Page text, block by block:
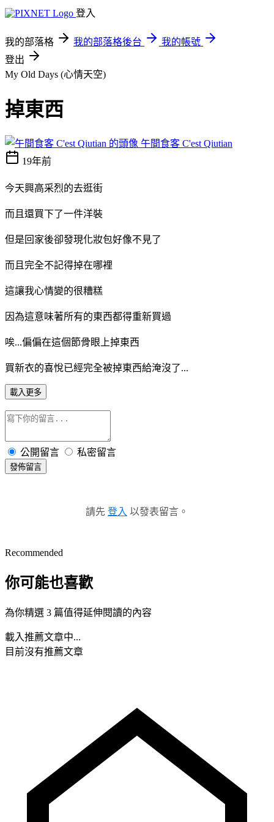
登入
我的部落格 我的部落格後台
我的帳號
登出
My Old Days (心情天空)
掉東西
午間食客 C'est Qiutian
19年前
今天興高采烈的去逛街
而且還買下了一件洋裝
但是回家後卻發現化妝包好像不見了
而且完全不記得掉在哪裡
這讓我心情變的很糟糕
因為這意味著所有的東西都得重新買過
唉...偏偏在這個節骨眼上掉東西
買新衣的喜悅已經完全被掉東西給淹沒了...
載入更多
公開留言 私密留言
發佈留言
請先 登入 以發表留言。
Recommended
你可能也喜歡
為你精選 3 篇值得延伸閱讀的內容
載入推薦文章中...
目前沒有推薦文章